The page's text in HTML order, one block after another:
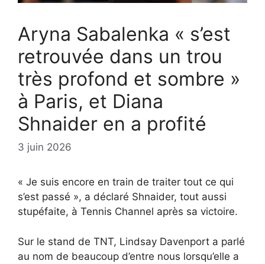
Aryna Sabalenka « s’est
retrouvée dans un trou
très profond et sombre »
à Paris, et Diana
Shnaider en a profité
3 juin 2026
« Je suis encore en train de traiter tout ce qui
s’est passé », a déclaré Shnaider, tout aussi
stupéfaite, à Tennis Channel après sa victoire.
Sur le stand de TNT, Lindsay Davenport a parlé
au nom de beaucoup d’entre nous lorsqu’elle a